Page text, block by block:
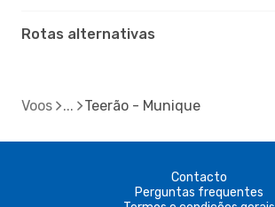
Rotas alternativas
Voos Teerão - Munique
Contacto
Perguntas frequentes